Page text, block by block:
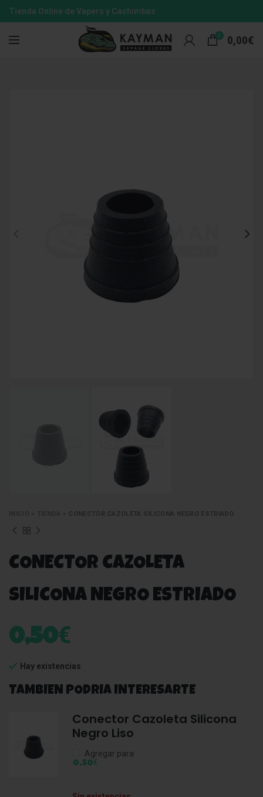
Tienda Online de Vapers y Cachimbas
0 0,00€
CONECTOR CAZOLETA SILICONA NEGRO ESTRIADO
CONECTOR CAZOLETA
SILICONA NEGRO ESTRIADO
0,50€
Hay existencias
TAMBIEN PODRIA INTERESARTE
Conector Cazoleta Silicona
Negro Liso
Agregar para
0,50€